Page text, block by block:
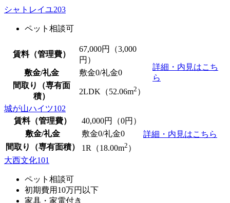
シャトレイユ203
ペット相談可
賃料（管理費）
67,000円（3,000
円）
詳細・内見はこち
ら
敷金/礼金 敷金0/礼金0
間取り（専有面
積）
2LDK（52.06m2 ）
城が山ハイツ102
賃料（管理費）
40,000円（0円）
詳細・内見はこちら
敷金/礼金 敷金0/礼金0
間取り（専有面積）
1R（18.00m2 ）
大西文化101
ペット相談可
初期費用10万円以下
家具・家電付き